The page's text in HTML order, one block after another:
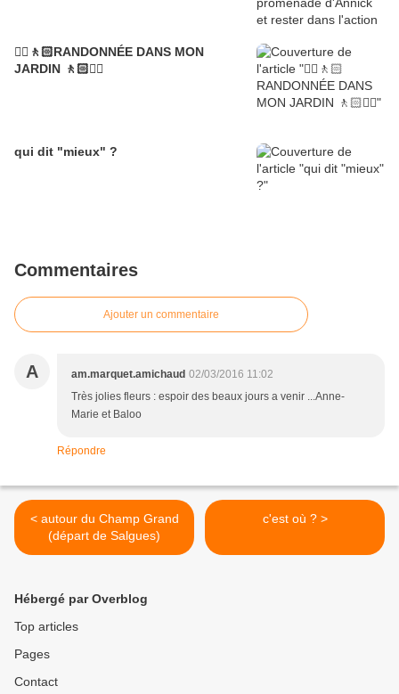
🚶‍♀️🚶🏻RANDONNÉE DANS MON
JARDIN 🚶🏻🚶‍♀️
qui dit "mieux" ?
Commentaires
Ajouter un commentaire
A am.marquet.amichaud 02/03/2016 11:02
Très jolies fleurs : espoir des beaux jours a venir ...Anne-
Marie et Baloo
Répondre
< autour du Champ Grand
(départ de Salgues)
c'est où ? >
Hébergé par Overblog
Top articles
Pages
Contact